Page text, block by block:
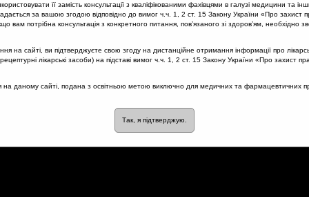
запальні захворювання верхніх дихальних шляхів з позиції МКХ
пандемії
інфекцій в
її замість консультації з кваліфікованими фахівцями в галузі медицини та
за вашою згодою відповідно до вимог ч.ч. 1, 2 ст. 15 Закону України «Про захист
потрібна консультація з конкретного питання, пов’язаного зі здоров’ям, необхідно
на сайті, ви підтверджуєте свою згоду на дистанційне отримання інформації про
лікарські засоби) на підставі вимог ч.ч. 1, 2 ст. 15 Закону України «Про захист
на даному сайті, подана з освітньою метою виключно для медичних та фармацевтичних
Так, я підтверджую.